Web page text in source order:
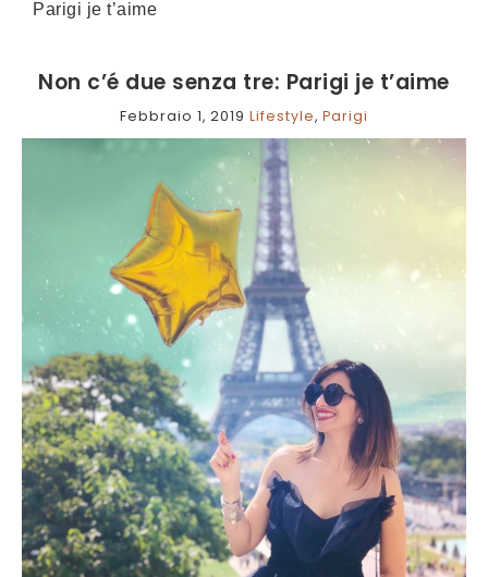
Parigi je t’aime
Non c’é due senza tre: Parigi je t’aime
Febbraio 1, 2019 Lifestyle, Parigi